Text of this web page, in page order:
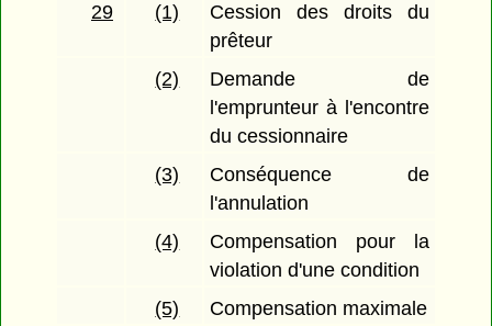
29
(1)
Cession des droits du
prêteur
(2)
Demande de
l'emprunteur à l'encontre
du cessionnaire
(3)
Conséquence de
l'annulation
(4)
Compensation pour la
violation d'une condition
(5)
Compensation maximale